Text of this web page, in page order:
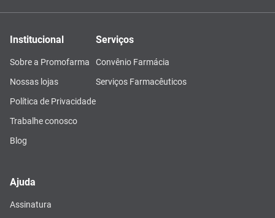
Institucional
Sobre a Promofarma
Nossas lojas
Política de Privacidade
Trabalhe conosco
Blog
Serviços
Convênio Farmácia
Serviços Farmacêuticos
Ajuda
Assinatura